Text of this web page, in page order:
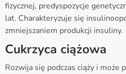
fizycznej, predyspozycje
lat. Charakteryzuje się
zmniejszaniem produkcji insuliny.
Cukrzyca ciążowa
Rozwija się podczas ciąży i może